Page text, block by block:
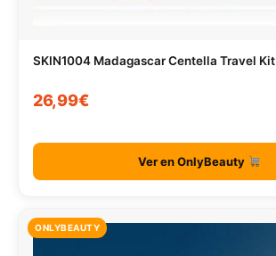
SKIN1004 Madagascar Centella Travel Kit
26,99€
Ver en OnlyBeauty
ONLYBEAUTY